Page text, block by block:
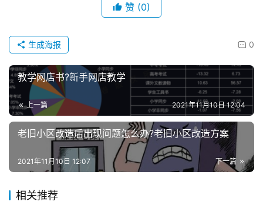
赞 (0)
0
生成海报
教学网店书?新手网店教学
上一篇 2021年11月10日 12:04
老旧小区改造后出现问题怎么办?老旧小区改造方案
下一篇
2021年11月10日 12:07
相关推荐